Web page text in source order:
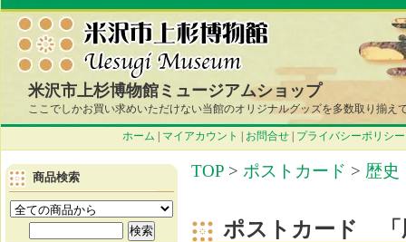
米沢市上杉博物館ミュージアムショップ
ここでしかお買い求めいただけない当館のオリジナルグッズを多数取り揃え
ホーム マイアカウント お問合せ プライバシーポリシー
TOP > ポストカード > 歴史
ポストカード 「
商品検索